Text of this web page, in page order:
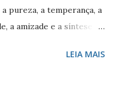
pureza, a temperança, a
a amizade e a síntese
a honra. A cruz evoca a
LEIA MAIS